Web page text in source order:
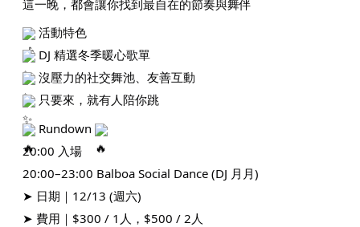
這一晚，都會讓你找到最自在的節奏與舞伴
活動特色
DJ 精選冬季暖心歌單
沒壓力的社交舞池、友善互動
只要來，就有人陪你跳
Rundown
20:00 入場
20:00–23:00 Balboa Social Dance (DJ 月月)
➤ 日期｜12/13 (週六)
➤ 費用｜$300 / 1人，$500 / 2人